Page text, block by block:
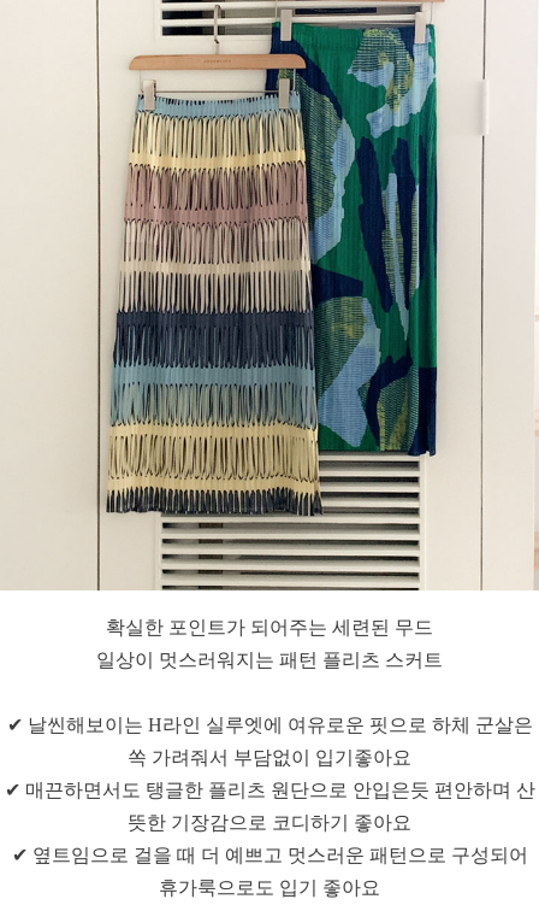
확실한 포인트가 되어주는 세련된 무드
일상이 멋스러워지는 패턴 플리츠 스커트
✔ 날씬해보이는 H라인 실루엣에 여유로운 핏으로 하체 군살은
쏙 가려줘서 부담없이 입기좋아요
✔ 매끈하면서도 탱글한 플리츠 원단으로 안입은듯 편안하며 산
뜻한 기장감으로 코디하기 좋아요
✔ 옆트임으로 걸을 때 더 예쁘고 멋스러운 패턴으로 구성되어
휴가룩으로도 입기 좋아요